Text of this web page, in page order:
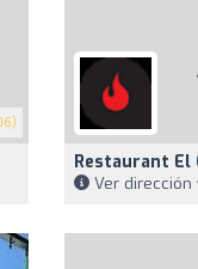
Restaurant El
Ver dirección